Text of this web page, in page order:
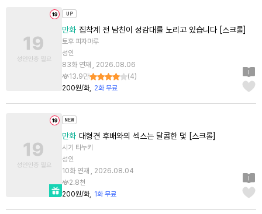
만화 집착계 전 남친이 성감대를 노리고 있습니다 [스크롤]
토후 피자마루
성인
83화 연재 , 2026.08.06
13.9만
(4)
200원/화
2화 무료
만화 대형견 후배와의 섹스는 달콤한 덫 [스크롤]
시기 타누키
성인
10화 연재 , 2026.08.04
2.8천
200원/화
1화 무료